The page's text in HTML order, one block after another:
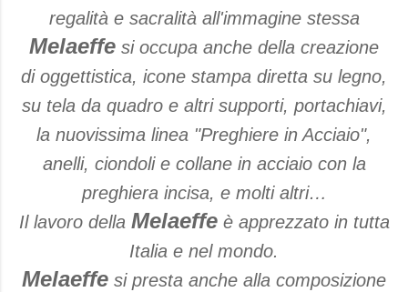
regalità e sacralità all'immagine stessa
Melaeffe si occupa anche della creazione
di oggettistica, icone stampa diretta su legno,
su tela da quadro e altri supporti, portachiavi,
la nuovissima linea "Preghiere in Acciaio",
anelli, ciondoli e collane in acciaio con la
preghiera incisa, e molti altri…
Il lavoro della Melaeffeè apprezzato in tutta
Italia e nel mondo.
Melaeffe si presta anche alla composizione